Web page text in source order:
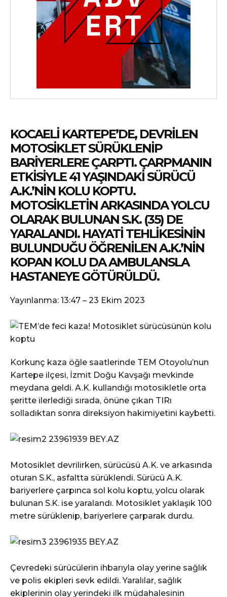
KOCAELI KARTEPE’DE, DEVRILEN
MOTOSIKLET SÜRÜKLENIP
BARIYERLERE ÇARPTI. ÇARPMANIN
ETKISIYLE 41 YAŞINDAKI SÜRÜCÜ
A.K.’NIN KOLU KOPTU.
MOTOSIKLETIN ARKASINDA YOLCU
OLARAK BULUNAN S.K. (35) DE
YARALANDI. HAYATI TEHLIKESININ
BULUNDUĞU ÖĞRENILEN A.K.’NIN
KOPAN KOLU DA AMBULANSLA
HASTANEYE GÖTÜRÜLDÜ.
Yayınlanma: 13:47 – 23 Ekim 2023
Korkunç kaza öğle saatlerinde TEM Otoyolu’nun
Kartepe ilçesi, İzmit Doğu Kavşağı mevkinde
meydana geldi. A.K. kullandığı motosikletle orta
şeritte ilerlediği sırada, önüne çıkan TIRı
solladıktan sonra direksiyon hakimiyetini kaybetti.
Motosiklet devrilirken, sürücüsü A.K. ve arkasında
oturan S.K., asfaltta sürüklendi. Sürücü A.K.
bariyerlere çarpınca sol kolu koptu, yolcu olarak
bulunan S.K. ise yaralandı. Motosiklet yaklaşık 100
metre sürüklenip, bariyerlere çarparak durdu.
Çevredeki sürücülerin ihbarıyla olay yerine sağlık
ve polis ekipleri sevk edildi. Yaralılar, sağlık
ekiplerinin olay yerindeki ilk müdahalesinin